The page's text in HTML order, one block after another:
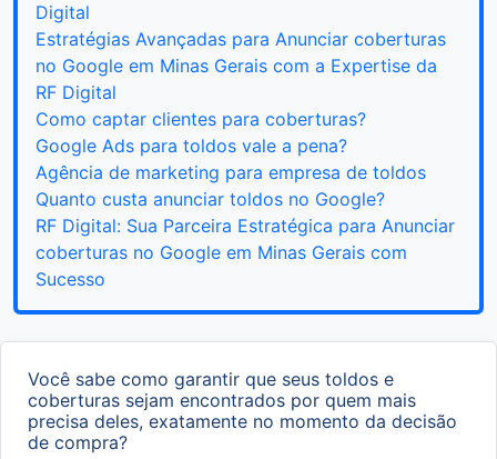
Digital
Estratégias Avançadas para Anunciar coberturas
no Google em Minas Gerais com a Expertise da
RF Digital
Como captar clientes para coberturas?
Google Ads para toldos vale a pena?
Agência de marketing para empresa de toldos
Quanto custa anunciar toldos no Google?
RF Digital: Sua Parceira Estratégica para Anunciar
coberturas no Google em Minas Gerais com
Sucesso
Você sabe como garantir que seus toldos e
coberturas sejam encontrados por quem mais
precisa deles, exatamente no momento da decisão
de compra?